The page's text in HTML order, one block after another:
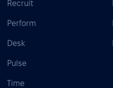
Recruit
Perform
Desk
Pulse
Time